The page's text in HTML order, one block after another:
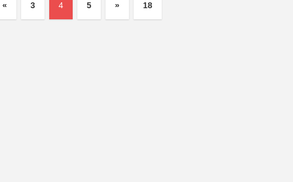
« 3 4 5 » 18